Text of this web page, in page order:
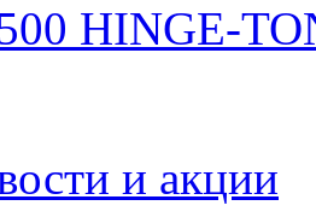
HINGE-
и акции